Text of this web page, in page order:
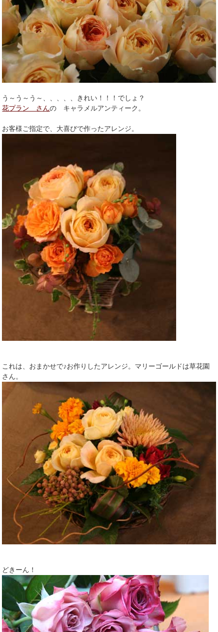
う～う～う～、、、、、きれい！！！でしょ？
花プラン さんの キャラメルアンティーク。
お客様ご指定で、大喜びで作ったアレンジ。
これは、おまかせで♪お作りしたアレンジ。マリーゴールドは草花園
さん。
どきーん！